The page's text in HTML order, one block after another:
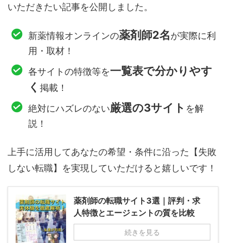
いただきたい記事を公開しました。
新薬情報オンラインの薬剤師2名が実際に利
用・取材！
各サイトの特徴等を一覧表で分かりやす
く 掲載！
絶対にハズレのない厳選の3サイト を解
説！
上手に活用してあなたの希望・条件に沿った【失敗
しない転職】を実現していただけると嬉しいです！
薬剤師の転職サイト3選｜評判・求
人特徴とエージェントの質を比較
続きを見る